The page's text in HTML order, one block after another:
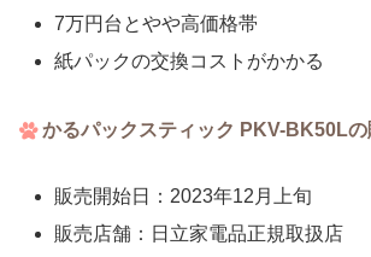
7万円台とやや高価格帯
紙パックの交換コストがかかる
かるパックスティック PKV-BK50L
販売開始日：2023年12月上旬
販売店舗：日立家電品正規取扱店